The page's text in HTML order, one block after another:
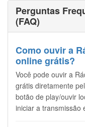
Perguntas
(FAQ)
Como ouvir a
online grátis?
Você pode ouvir a
grátis diretamente
botão de play/ouvir
iniciar a transmissão